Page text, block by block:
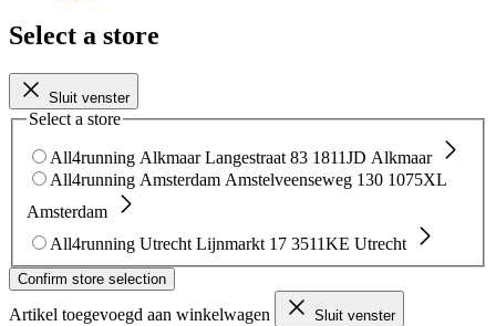
Select a store
Sluit venster
Select a store
All4running Alkmaar Langestraat 83 1811JD Alkmaar
All4running Amsterdam Amstelveenseweg 130 1075XL
Amsterdam
All4running Utrecht Lijnmarkt 17 3511KE Utrecht
Confirm store selection
Artikel toegevoegd aan winkelwagen Sluit venster